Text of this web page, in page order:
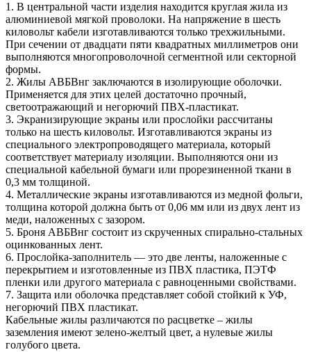
1. В центральной части изделия находится круглая жила из
алюминиевой мягкой проволоки. На напряжение в шесть
киловольт кабели изготавливаются только трехжильными.
При сечении от двадцати пяти квадратных миллиметров они
выполняются многопроволочной сегментной или секторной
формы.
2. Жилы АВБВнг заключаются в изолирующие оболочки.
Применяется для этих целей достаточно прочный,
светоотражающий и негорючий ПВХ-пластикат.
3. Экранизирующие экраны или прослойки рассчитаны
только на шесть киловольт. Изготавливаются экраны из
специального электропроводящего материала, который
соответствует материалу изоляции. Выполняются они из
специальной кабельной бумаги или прорезиненной ткани в
0,3 мм толщиной.
4. Металлические экраны изготавливаются из медной фольги,
толщина которой должна быть от 0,06 мм или из двух лент из
меди, наложенных с зазором.
5. Броня АВБВнг состоит из скрученных спирально-стальных
оцинкованных лент.
6. Прослойка-заполнитель — это две ленты, наложенные с
перекрытием и изготовленные из ПВХ пластика, ПЭТФ
пленки или другого материала с равноценными свойствами.
7. Защита или оболочка представляет собой стойкий к УФ,
негорючий ПВХ пластикат.
Кабельные жилы различаются по расцветке – жилы
заземления имеют зелено-желтый цвет, а нулевые жилы
голубого цвета.